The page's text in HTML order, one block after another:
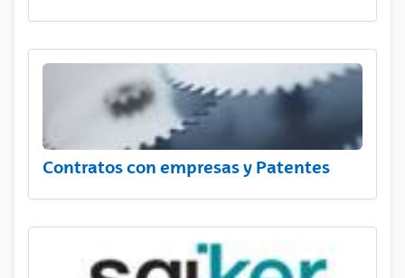
Contratos con empresas y Patentes